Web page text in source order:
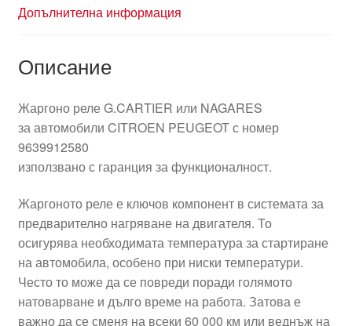
Допълнителна информация
Описание
Жаргоно реле G.CARTIER или NAGARES
за автомобили CITROEN PEUGEOT с номер
9639912580
използвано с гаранция за функционалност.
Жаргоното реле е ключов компонент в системата за
предварително нагряване на двигателя. То
осигурява необходимата температура за стартиране
на автомобила, особено при ниски температури.
Често то може да се повреди поради голямото
натоварване и дълго време на работа. Затова е
важно да се сменя на всеки 60 000 км или веднъж на